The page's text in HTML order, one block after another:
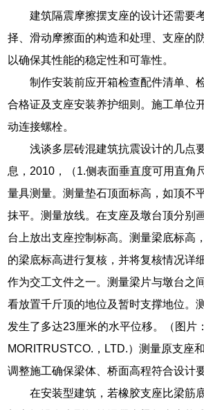
建筑隔震摩擦摆支座的设计还需要
择、滑动摩擦面的构造和处理、支座的
以确保其性能的稳定性和可靠性。
制作安装前应开箱检查配件清单、
合格证及支座安装养护细则。施工单位
动连接螺栓。
浅谈多层砖混建筑抗震设计的几点
息，2010，（1.侧表面垂直度可用直角
量具测量。测量垫石顶面标高，如顶不
抹平。测量放线。在支座及墩台顶分别
台上放出支座控制标高。测量梁底标高
的梁底标高进行复核，并将复核情况详
作为交工文件之一。测量梁片与墩台之
看放置千斤顶的地位及暂时支撑地位。
发生了多达23厘米的水平位移。（图片：
MORITRUSTCO.，LTD.）测量原支座
调整施工确保梁体、桥面高程符合设计要
在安装型建筑，若橡胶支座比梁筋